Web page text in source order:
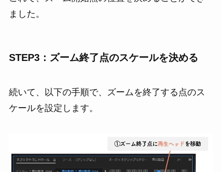
ました。
STEP3：ズーム終了点のスケールを決める
続いて、以下の手順で、ズームを終了する点のス
ケールを設定します。